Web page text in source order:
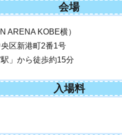
会場
ARENA KOBE横）
区新港町2番1号
」から徒歩約15分
入場料